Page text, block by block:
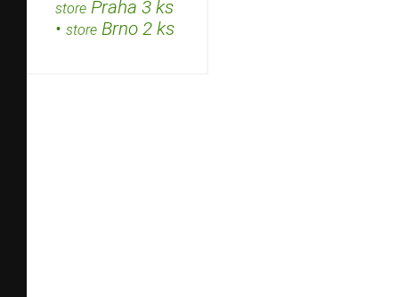
store Praha 3 ks
• storeBrno 2 ks